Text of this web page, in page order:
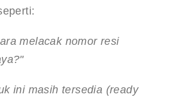
melacak nomor resi
ini masih tersedia (ready